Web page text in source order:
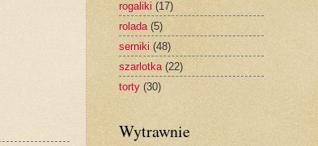
rogaliki (17)
rolada (5)
serniki (48)
szarlotka (22)
torty (30)
Wytrawnie